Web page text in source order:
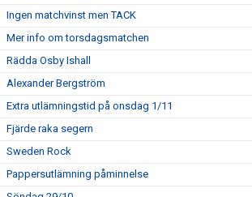
Ingen matchvinst men TACK
Mer info om torsdagsmatchen
Rädda Osby Ishall
Alexander Bergström
Extra utlämningstid på onsdag 1/11
Fjärde raka segern
Sweden Rock
Pappersutlämning påminnelse